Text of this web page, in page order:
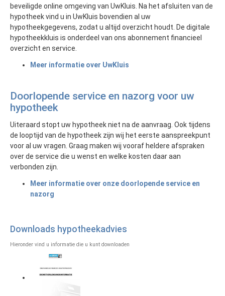
beveiligde online omgeving van UwKluis. Na het afsluiten van de
hypotheek vind u in UwKluis bovendien al uw
hypotheekgegevens, zodat u altijd overzicht houdt. De digitale
hypotheekkluis is onderdeel van ons abonnement financieel
overzicht en service.
Meer informatie over UwKluis
Doorlopende service en nazorg voor uw
hypotheek
Uiteraard stopt uw hypotheek niet na de aanvraag. Ook tijdens
de looptijd van de hypotheek zijn wij het eerste aanspreekpunt
voor al uw vragen. Graag maken wij vooraf heldere afspraken
over de service die u wenst en welke kosten daar aan
verbonden zijn.
Meer informatie over onze doorlopende service en
nazorg
Downloads hypotheekadvies
Hieronder vind u informatie die u kunt downloaden